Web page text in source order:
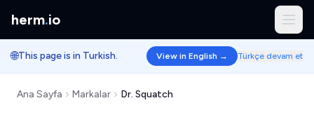
herm.io
🌐This page is in Turkish. View in English → Türkçe devam et
Ana Sayfa Markalar Dr. Squatch